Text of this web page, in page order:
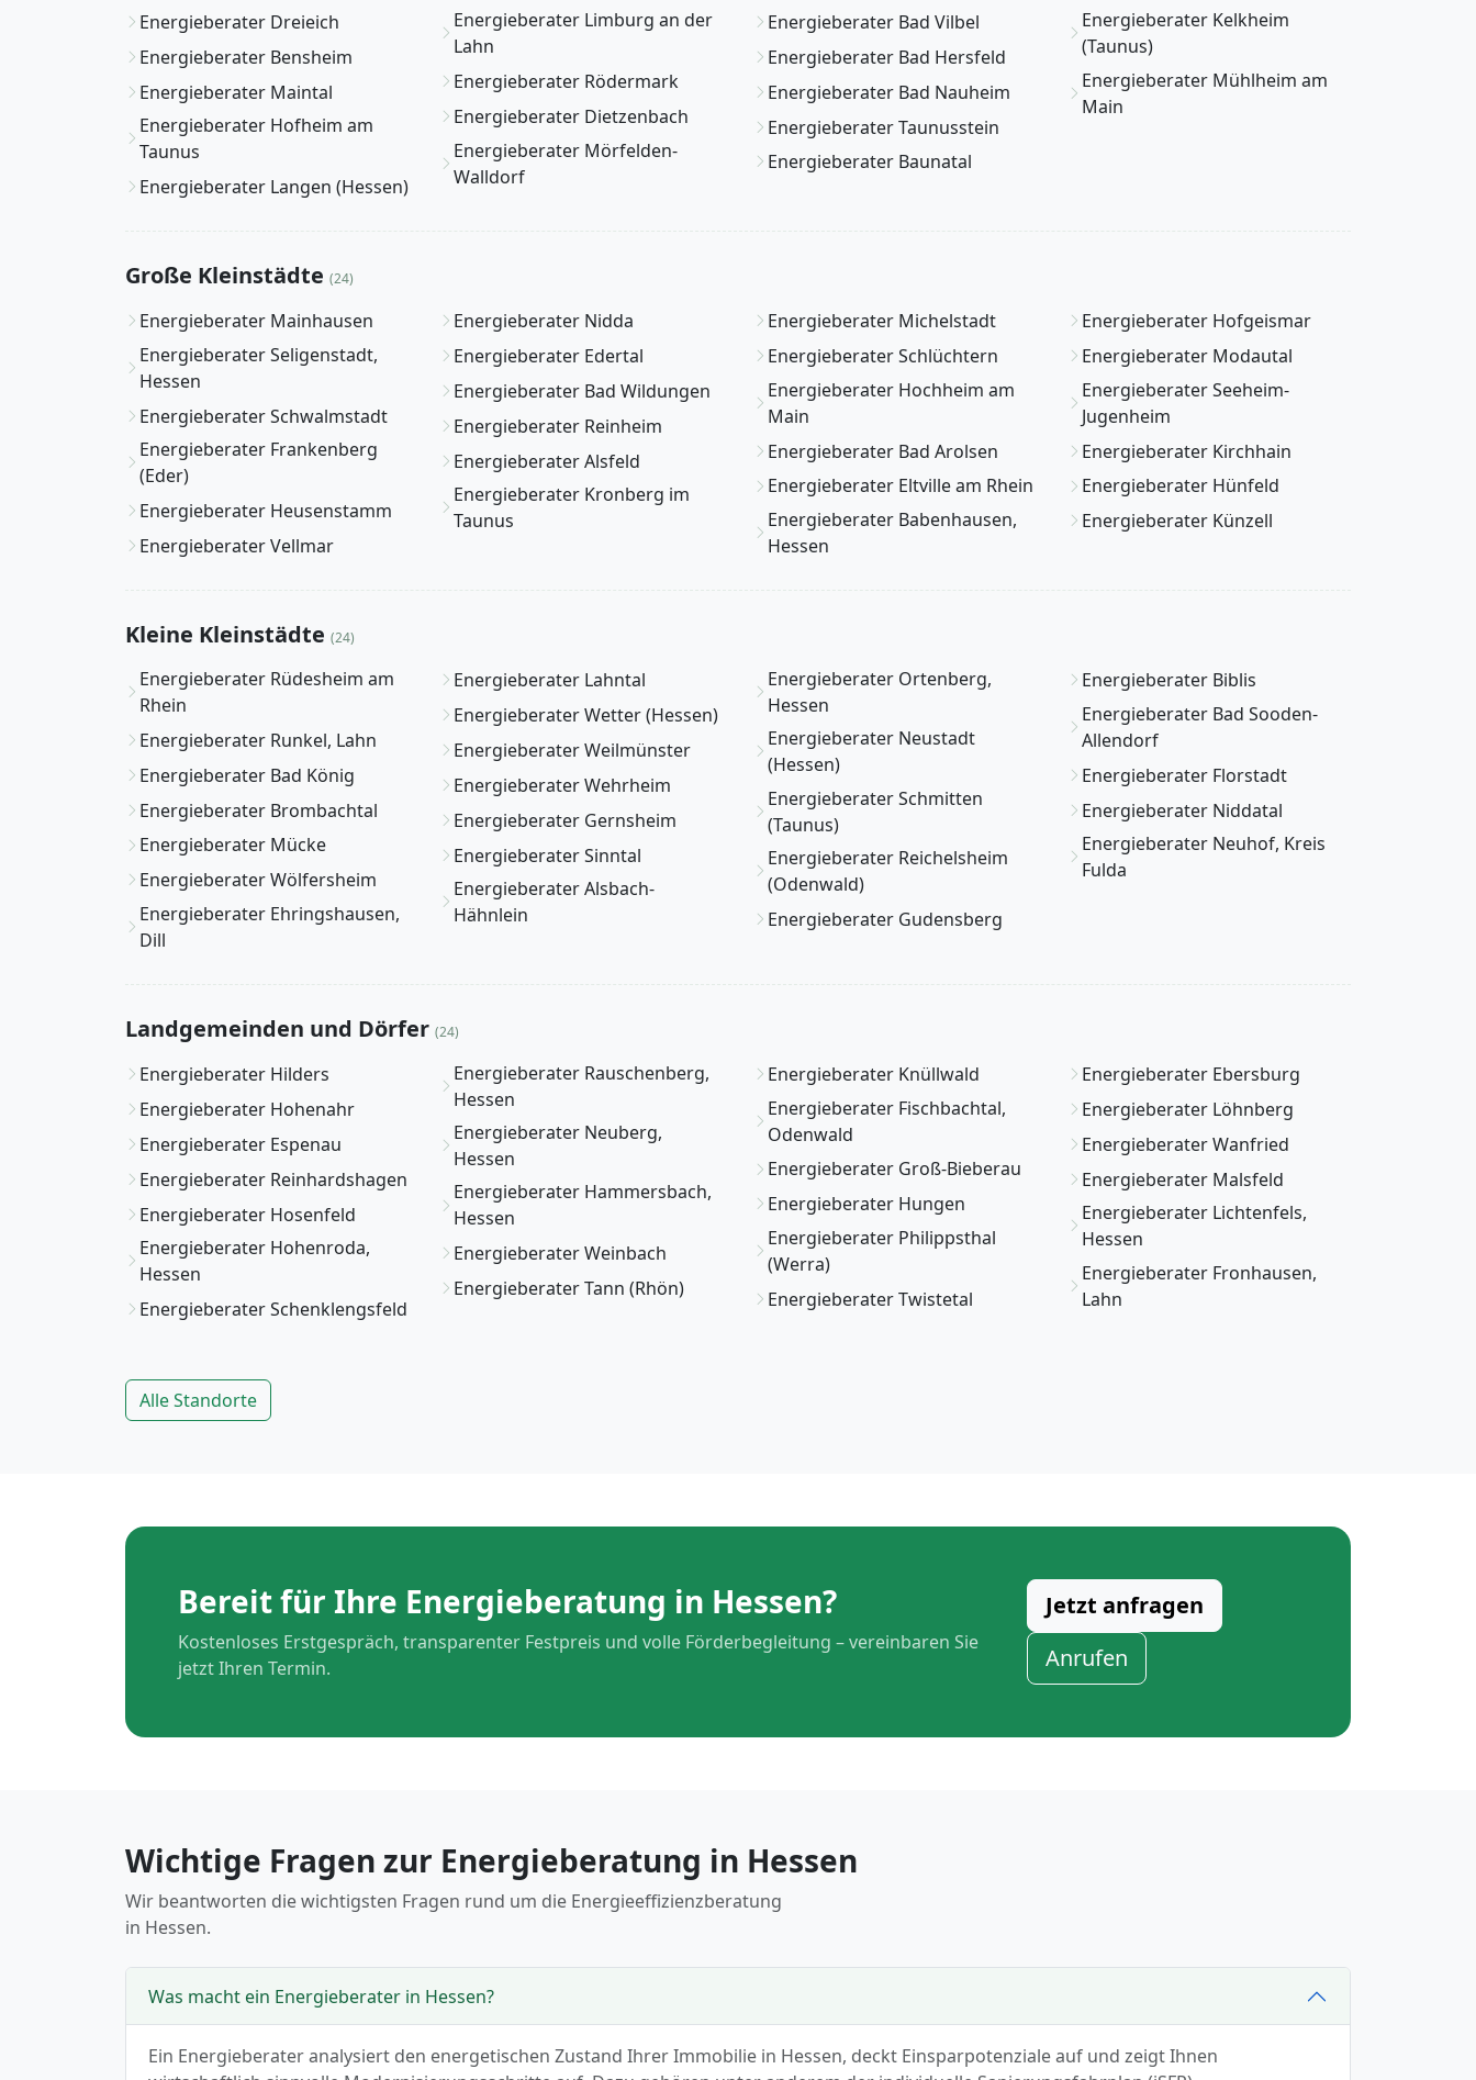
Energieberater Dreieich
Energieberater Bensheim
Energieberater Maintal
Energieberater Hofheim am
Taunus
Energieberater Langen (Hessen)
Energieberater Limburg an der
Lahn
Energieberater Rödermark
Energieberater Dietzenbach
Energieberater Mörfelden-
Walldorf
Energieberater Bad Vilbel
Energieberater Bad Hersfeld
Energieberater Bad Nauheim
Energieberater Taunusstein
Energieberater Baunatal
Energieberater Kelkheim
(Taunus)
Energieberater Mühlheim am
Main
Große Kleinstädte (24)
Energieberater Mainhausen
Energieberater Seligenstadt,
Hessen
Energieberater Schwalmstadt
Energieberater Frankenberg
(Eder)
Energieberater Heusenstamm
Energieberater Vellmar
Energieberater Nidda
Energieberater Edertal
Energieberater Bad Wildungen
Energieberater Reinheim
Energieberater Alsfeld
Energieberater Kronberg im
Taunus
Energieberater Michelstadt
Energieberater Schlüchtern
Energieberater Hochheim am
Main
Energieberater Bad Arolsen
Energieberater Eltville am Rhein
Energieberater Babenhausen,
Hessen
Energieberater Hofgeismar
Energieberater Modautal
Energieberater Seeheim-
Jugenheim
Energieberater Kirchhain
Energieberater Hünfeld
Energieberater Künzell
Kleine Kleinstädte (24)
Energieberater Rüdesheim am
Rhein
Energieberater Runkel, Lahn
Energieberater Bad König
Energieberater Brombachtal
Energieberater Mücke
Energieberater Wölfersheim
Energieberater Ehringshausen,
Dill
Energieberater Lahntal
Energieberater Wetter (Hessen)
Energieberater Weilmünster
Energieberater Wehrheim
Energieberater Gernsheim
Energieberater Sinntal
Energieberater Alsbach-
Hähnlein
Energieberater Ortenberg,
Hessen
Energieberater Neustadt
(Hessen)
Energieberater Schmitten
(Taunus)
Energieberater Reichelsheim
(Odenwald)
Energieberater Gudensberg
Energieberater Biblis
Energieberater Bad Sooden-
Allendorf
Energieberater Florstadt
Energieberater Niddatal
Energieberater Neuhof, Kreis
Fulda
Landgemeinden und Dörfer (24)
Energieberater Hilders
Energieberater Hohenahr
Energieberater Espenau
Energieberater Reinhardshagen
Energieberater Hosenfeld
Energieberater Hohenroda,
Hessen
Energieberater Schenklengsfeld
Energieberater Rauschenberg,
Hessen
Energieberater Neuberg,
Hessen
Energieberater Hammersbach,
Hessen
Energieberater Weinbach
Energieberater Tann (Rhön)
Energieberater Knüllwald
Energieberater Fischbachtal,
Odenwald
Energieberater Groß-Bieberau
Energieberater Hungen
Energieberater Philippsthal
(Werra)
Energieberater Twistetal
Energieberater Ebersburg
Energieberater Löhnberg
Energieberater Wanfried
Energieberater Malsfeld
Energieberater Lichtenfels,
Hessen
Energieberater Fronhausen,
Lahn
Alle Standorte
Bereit für Ihre Energieberatung in Hessen?
Kostenloses Erstgespräch, transparenter Festpreis und volle Förderbegleitung – vereinbaren Sie
jetzt Ihren Termin.
Jetzt anfragen
Anrufen
Wichtige Fragen zur Energieberatung in Hessen
Wir beantworten die wichtigsten Fragen rund um die Energieeffizienzberatung
in Hessen.
Was macht ein Energieberater in Hessen?
Ein Energieberater analysiert den energetischen Zustand Ihrer Immobilie in Hessen, deckt Einsparpotenziale auf und zeigt Ihnen